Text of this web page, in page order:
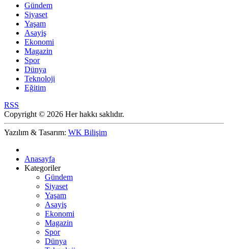
Gündem
Siyaset
Yaşam
Asayiş
Ekonomi
Magazin
Spor
Dünya
Teknoloji
Eğitim
RSS
Copyright © 2026 Her hakkı saklıdır.
Yazılım & Tasarım: WK Bilişim
Anasayfa
Kategoriler
Gündem
Siyaset
Yaşam
Asayiş
Ekonomi
Magazin
Spor
Dünya